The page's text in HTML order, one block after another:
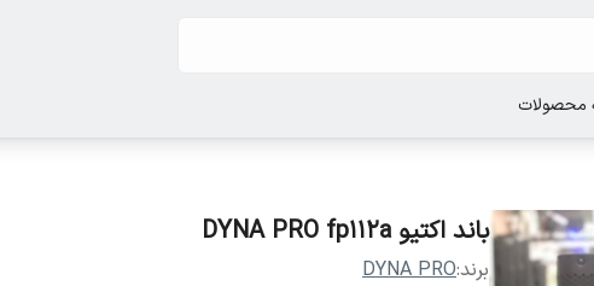
محصولات
باند اکتیو DYNA PRO fp112a
برند:DYNA PRO